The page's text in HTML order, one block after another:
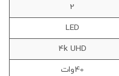
2
LED
4k UHD
40وات